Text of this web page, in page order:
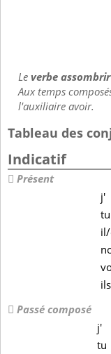
Leverbe assombrir
Aux temps
l'auxiliaire avoir.
Tableau des
Indicatif
Présent
j'
tu
Passé composé
j'
tu